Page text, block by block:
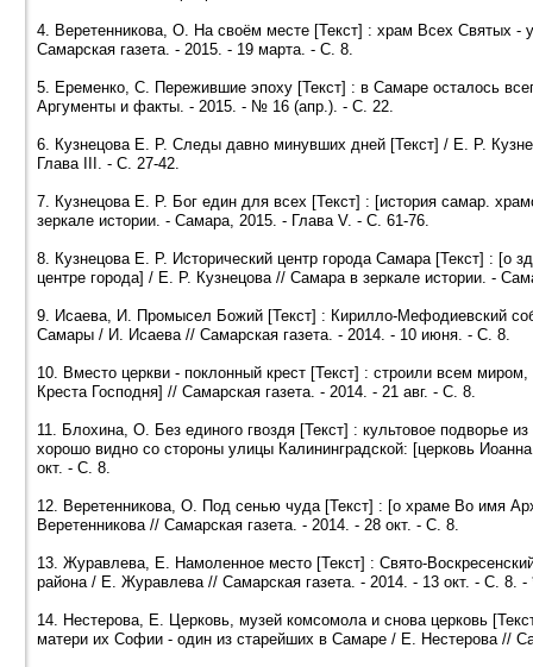
4. Веретенникова, О. На своём месте [Текст] : храм Всех Святых -
Самарская газета. - 2015. - 19 марта. - С. 8.
5. Еременко, С. Пережившие эпоху [Текст] : в Самаре осталось
Аргументы и факты. - 2015. - № 16 (апр.). - С. 22.
6. Кузнецова Е. Р. Следы давно минувших дней [Текст] / Е. Р.
Глава III. - С. 27-42.
7. Кузнецова Е. Р. Бог един для всех [Текст] : [история самар.
зеркале истории. - Самара, 2015. - Глава V. - С. 61-76.
8. Кузнецова Е. Р. Исторический центр города Самара [Текст] : [о
центре города] / Е. Р. Кузнецова // Самара в зеркале истории. -
9. Исаева, И. Промысел Божий [Текст] : Кирилло-Мефодиевский
Самары / И. Исаева // Самарская газета. - 2014. - 10 июня. - С. 8.
10. Вместо церкви - поклонный крест [Текст] : строили всем
Креста Господня] // Самарская газета. - 2014. - 21 авг. - С. 8.
11. Блохина, О. Без единого гвоздя [Текст] : культовое подворье
хорошо видно со стороны улицы Калининградской: [церковь
окт. - С. 8.
12. Веретенникова, О. Под сенью чуда [Текст] : [о храме Во имя
Веретенникова // Самарская газета. - 2014. - 28 окт. - С. 8.
13. Журавлева, Е. Намоленное место [Текст] : Свято-
района / Е. Журавлева // Самарская газета. - 2014. - 13 окт. - С. 8. -
14. Нестерова, Е. Церковь, музей комсомола и снова церковь
матери их Софии - один из старейших в Самаре / Е. Нестерова //